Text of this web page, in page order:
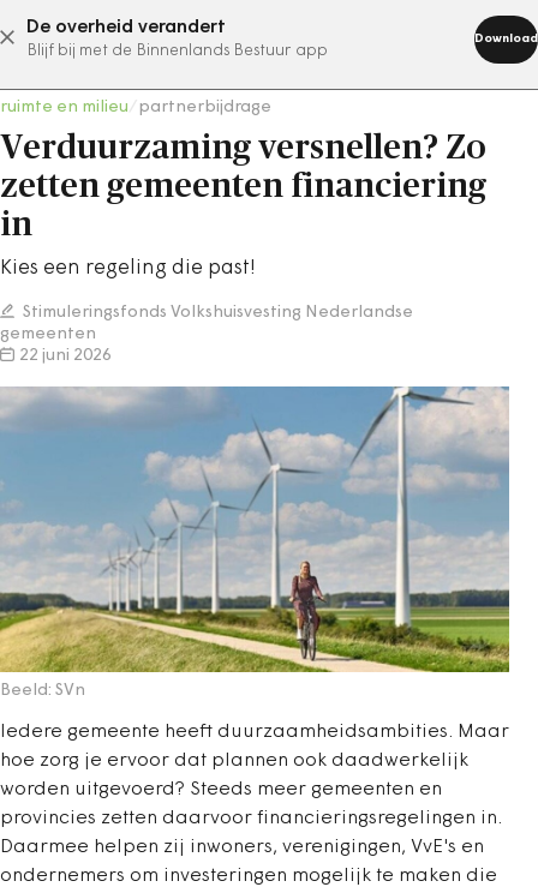
De overheid verandert
Blijf bij met de Binnenlands Bestuur app
Download
ruimte en milieu partnerbijdrage
Verduurzaming versnellen? Zo
zetten gemeenten financiering
in
Kies een regeling die past!
Stimuleringsfonds Volkshuisvesting Nederlandse
gemeenten
22 juni 2026
Beeld: SVn
Iedere gemeente heeft duurzaamheidsambities. Maar
hoe zorg je ervoor dat plannen ook daadwerkelijk
worden uitgevoerd? Steeds meer gemeenten en
provincies zetten daarvoor financieringsregelingen in.
Daarmee helpen zij inwoners, verenigingen, VvE's en
ondernemers om investeringen mogelijk te maken die